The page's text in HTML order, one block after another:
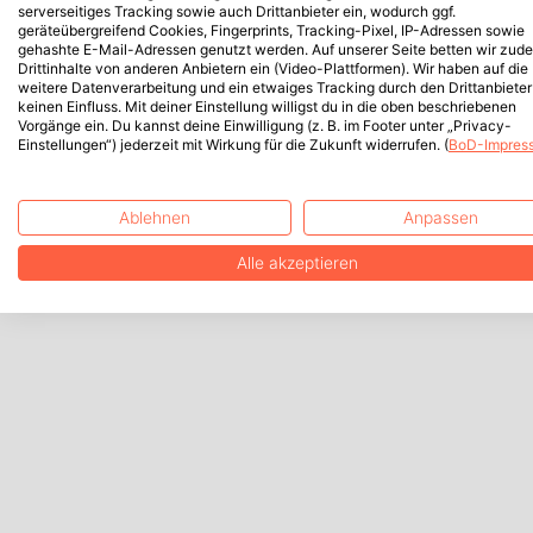
serverseitiges Tracking sowie auch Drittanbieter ein, wodurch ggf.
geräteübergreifend Cookies, Fingerprints, Tracking-Pixel, IP-Adressen sowie
gehashte E-Mail-Adressen genutzt werden. Auf unserer Seite betten wir
Drittinhalte von anderen Anbietern ein (Video-Plattformen). Wir haben auf die
weitere Datenverarbeitung und ein etwaiges Tracking durch den Drittanbieter
keinen Einfluss. Mit deiner Einstellung willigst du in die oben beschriebenen
Vorgänge ein. Du kannst deine Einwilligung (z. B. im Footer unter „Privacy-
Einstellungen“) jederzeit mit Wirkung für die Zukunft widerrufen. (BoD-
Ablehnen Anpassen
Alle akzeptieren